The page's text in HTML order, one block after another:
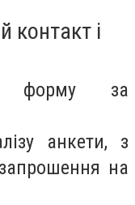
контакт і
форму за
анкети, з
на